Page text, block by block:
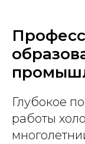
Глубокое
работы